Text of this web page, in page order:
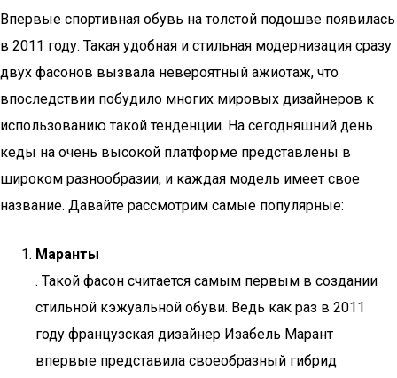
Впервые спортивная обувь на толстой подошве появилась
в 2011 году. Такая удобная и стильная модернизация сразу
двух фасонов вызвала невероятный ажиотаж, что
впоследствии побудило многих мировых дизайнеров к
использованию такой тенденции. На сегодняшний день
кеды на очень высокой платформе представлены в
широком разнообразии, и каждая модель имеет свое
название. Давайте рассмотрим самые популярные:
Маранты
. Такой фасон считается самым первым в создании
стильной кэжуальной обуви. Ведь как раз в 2011
году французская дизайнер Изабель Марант
впервые представила своеобразный гибрид